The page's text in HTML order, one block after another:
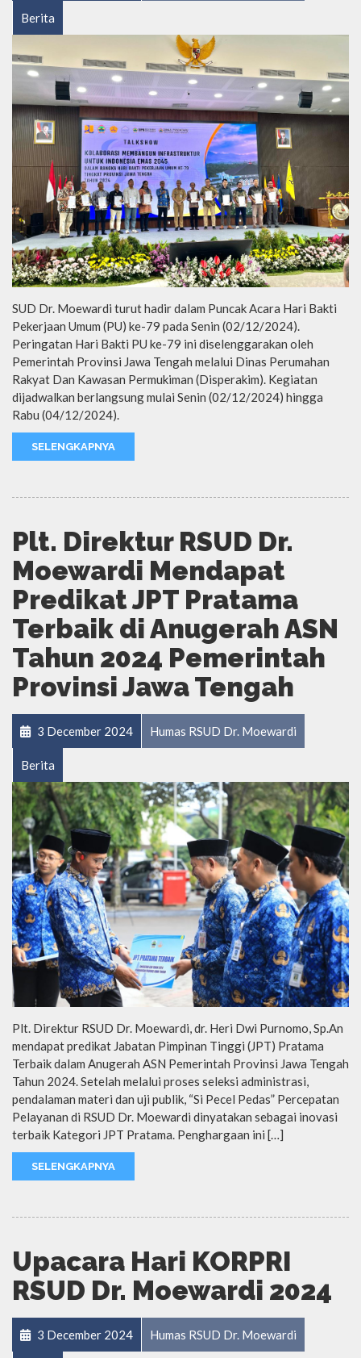
Berita
SUD Dr. Moewardi turut hadir dalam Puncak Acara Hari Bakti
Pekerjaan Umum (PU) ke-79 pada Senin (02/12/2024).
Peringatan Hari Bakti PU ke-79 ini diselenggarakan oleh
Pemerintah Provinsi Jawa Tengah melalui Dinas Perumahan
Rakyat Dan Kawasan Permukiman (Disperakim). Kegiatan
dijadwalkan berlangsung mulai Senin (02/12/2024) hingga
Rabu (04/12/2024).
SELENGKAPNYA
Plt. Direktur RSUD Dr.
Moewardi Mendapat
Predikat JPT Pratama
Terbaik di Anugerah ASN
Tahun 2024 Pemerintah
Provinsi Jawa Tengah
3 December 2024 Humas RSUD Dr. Moewardi
Berita
Plt. Direktur RSUD Dr. Moewardi, dr. Heri Dwi Purnomo, Sp.An
mendapat predikat Jabatan Pimpinan Tinggi (JPT) Pratama
Terbaik dalam Anugerah ASN Pemerintah Provinsi Jawa Tengah
Tahun 2024. Setelah melalui proses seleksi administrasi,
pendalaman materi dan uji publik, “Si Pecel Pedas” Percepatan
Pelayanan di RSUD Dr. Moewardi dinyatakan sebagai inovasi
terbaik Kategori JPT Pratama. Penghargaan ini […]
SELENGKAPNYA
Upacara Hari KORPRI
RSUD Dr. Moewardi 2024
3 December 2024 Humas RSUD Dr. Moewardi